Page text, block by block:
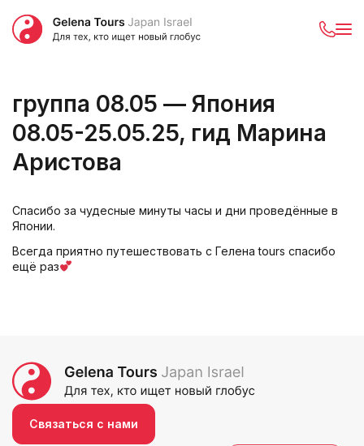
группа 08.05 — Япония
08.05-25.05.25, гид Марина
Аристова
Спасибо за чудесные минуты часы и дни проведённые в
Японии.
Всегда приятно путешествовать с Гелена tours спасибо
ещё раз
Связаться с нами